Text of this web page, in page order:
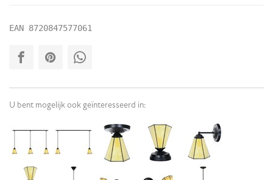
EAN 8720847577061
U bent mogelijk ook geïnteresseerd in: